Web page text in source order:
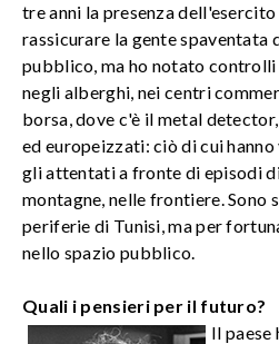
tre anni la presenza
rassicurare la gente spaventata
pubblico, ma ho notato controlli
negli alberghi, nei centri
borsa, dove c'è il metal
ed europeizzati: ciò di cui
gli attentati a fronte di episodi
montagne, nelle frontiere.
periferie di Tunisi, ma per
nello spazio pubblico.
Quali i pensieri per il futuro?
Il paese